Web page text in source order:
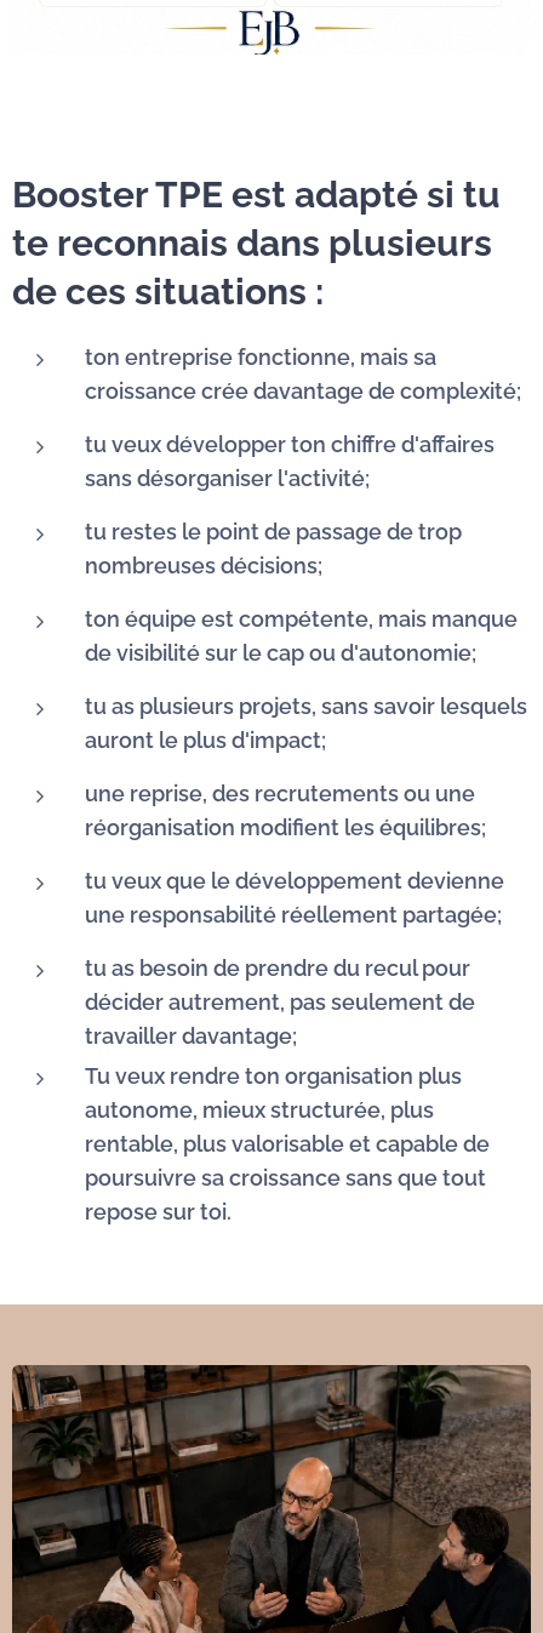
Booster TPE est adapté si tu
te reconnais dans plusieurs
de ces situations :
ton entreprise fonctionne, mais sa
croissance crée davantage de complexité;
tu veux développer ton chiffre d'affaires
sans désorganiser l'activité;
tu restes le point de passage de trop
nombreuses décisions;
ton équipe est compétente, mais manque
de visibilité sur le cap ou d'autonomie;
tu as plusieurs projets, sans savoir lesquels
auront le plus d'impact;
une reprise, des recrutements ou une
réorganisation modifient les équilibres;
tu veux que le développement devienne
une responsabilité réellement partagée;
tu as besoin de prendre du recul pour
décider autrement, pas seulement de
travailler davantage;
Tu veux rendre ton organisation plus
autonome, mieux structurée, plus
rentable, plus valorisable et capable de
poursuivre sa croissance sans que tout
repose sur toi.